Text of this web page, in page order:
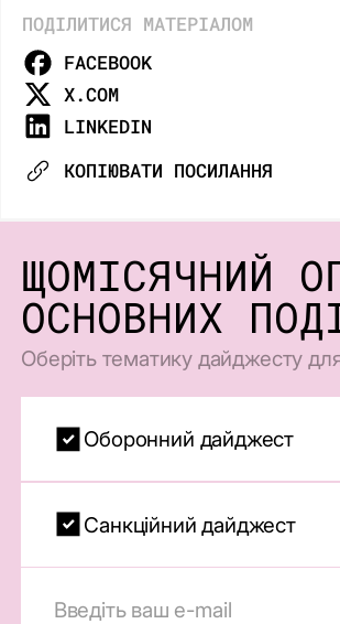
ПОДІЛИТИСЯ МАТЕРІАЛОМ
FACEBOOK
X.COM
LINKEDIN
КОПІЮВАТИ ПОСИЛАННЯ
ЩОМІСЯЧНИЙ
ОСНОВНИХ
Оберіть тематику дайджесту
Оборонний дайджест
Санкційний дайджест